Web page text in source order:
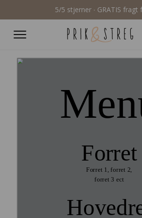
5/5 stjerner ∙ GRATIS fragt
Forret
Forret 1, forret 2,
forret 3 ect